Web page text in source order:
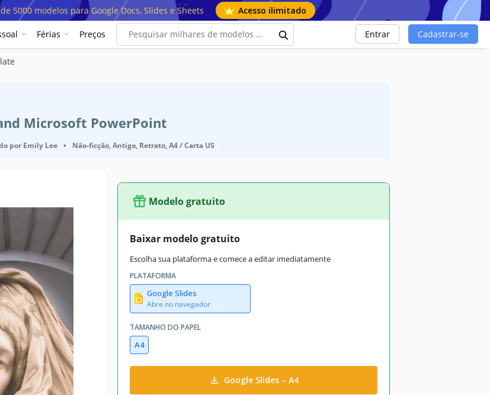
5000 modelos para Google Docs, Slides e Sheets Acesso ilimitado
Férias Preços Entrar Cadastrar-se
Microsoft PowerPoint
por Emily Lee • Não-ficção, Antigo, Retrato, A4 / Carta US
Modelo gratuito
Baixar modelo gratuito
Escolha sua plataforma e comece a editar imediatamente
PLATAFORMA
Google Slides
Abre no navegador
TAMANHO DO PAPEL
A4
Google Slides – A4